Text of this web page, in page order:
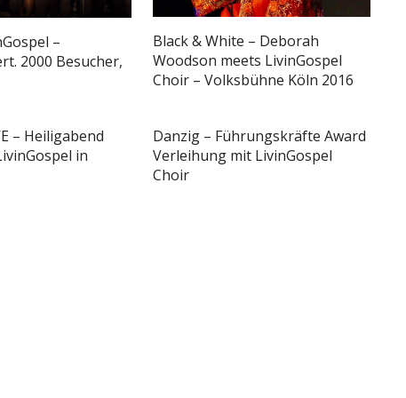
–
2000 Besucher,
Black & White – Deborah
Woodson meets LivinGospel
Choir – Volksbühne Köln 2016
– Heiligabend
in
Danzig – Führungskräfte Award
Verleihung mit LivinGospel
Choir